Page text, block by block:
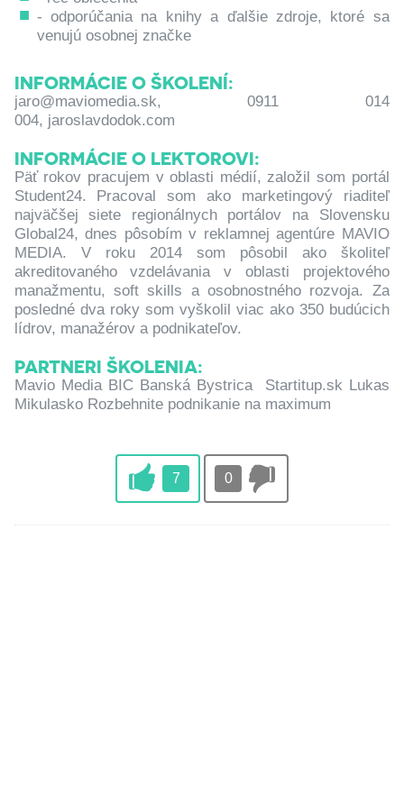
- odporúčania na knihy a ďalšie zdroje, ktoré sa
venujú osobnej značke
INFORMÁCIE O ŠKOLENÍ:
jaro@maviomedia.sk, 0911 014
004, jaroslavdodok.com
INFORMÁCIE O LEKTOROVI:
Päť rokov pracujem v oblasti médií, založil som portál
Student24. Pracoval som ako marketingový riaditeľ
najväčšej siete regionálnych portálov na Slovensku
Global24, dnes pôsobím v reklamnej agentúre MAVIO
MEDIA. V roku 2014 som pôsobil ako školiteľ
akreditovaného vzdelávania v oblasti projektového
manažmentu, soft skills a osobnostného rozvoja. Za
posledné dva roky som vyškolil viac ako 350 budúcich
lídrov, manažérov a podnikateľov.
PARTNERI ŠKOLENIA:
Mavio Media BIC Banská Bystrica Startitup.sk Lukas
Mikulasko Rozbehnite podnikanie na maximum
7 0